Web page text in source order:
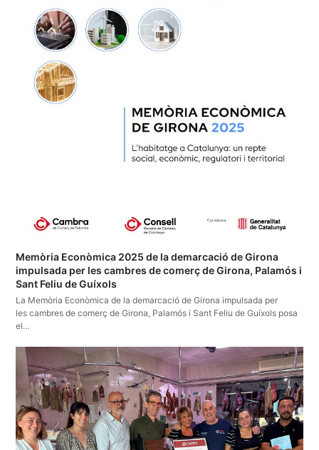
Memòria Econòmica 2025 de la demarcació de Girona
impulsada per les cambres de comerç de Girona, Palamós i
Sant Feliu de Guíxols
La Memòria Econòmica de la demarcació de Girona impulsada per
les cambres de comerç de Girona, Palamós i Sant Feliu de Guíxols posa
el…